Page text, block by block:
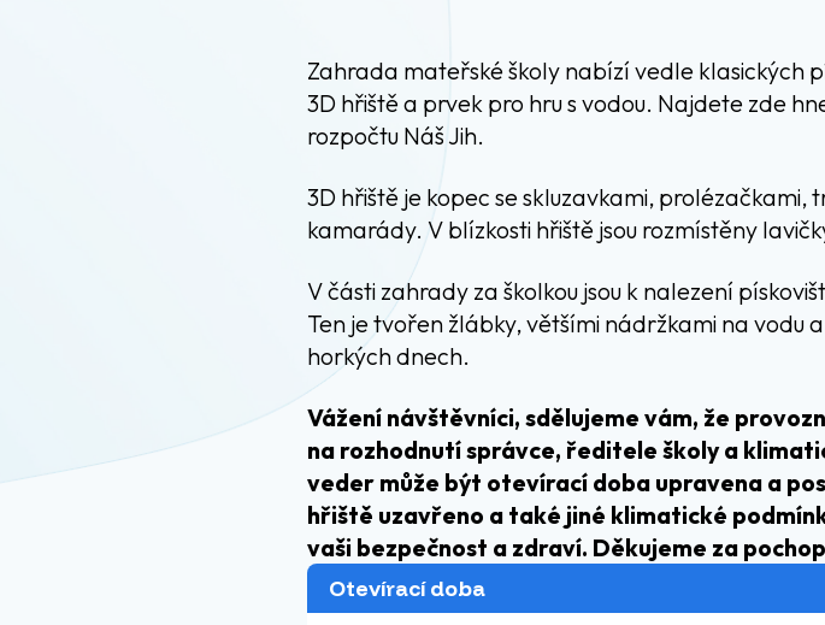
Zahrada mateřské školy nabízí vedle klasických
3D hřiště a prvek pro hru s vodou. Najdete zde
rozpočtu Náš Jih.
3D hřiště je kopec se skluzavkami,
kamarády. V blízkosti hřiště jsou rozmístěny
V části zahrady za školkou jsou k nalezení
Ten je tvořen žlábky, většími nádržkami na
horkých dnech.
Vážení návštěvníci, sdělujeme vám, že
na rozhodnutí správce, ředitele školy a
veder může být otevírací doba upravena a
hřiště uzavřeno a také jiné klimatické
vaši bezpečnost a zdraví. Děkujeme za
Otevírací doba